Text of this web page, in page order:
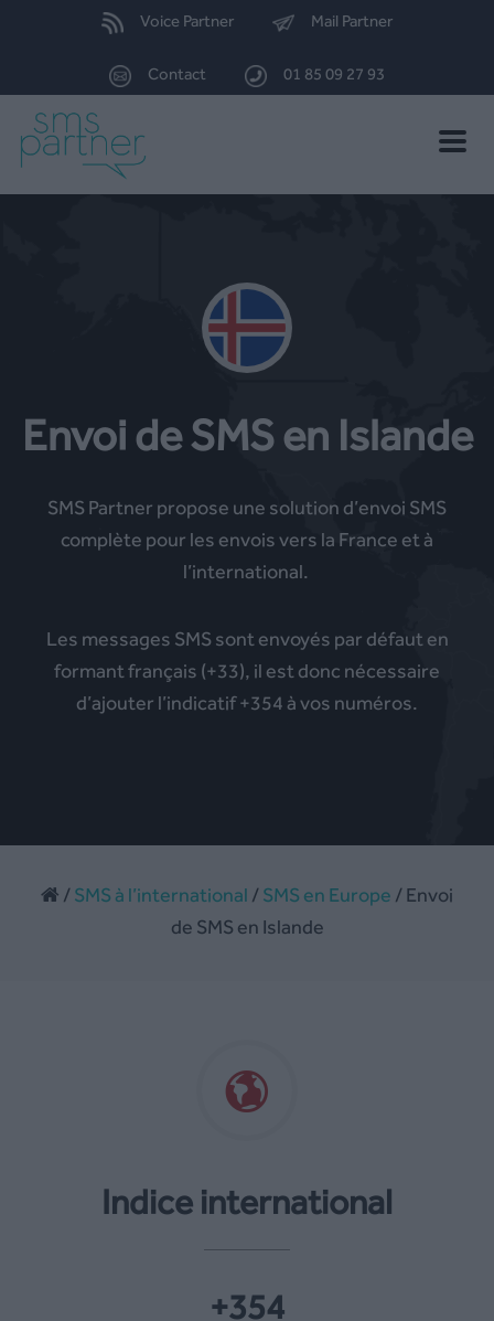
Voice Partner Mail Partner
Contact 01 85 09 27 93
Toggle
Envoi de SMS en Islande
SMS Partner propose une solution d’envoi SMS
complète pour les envois vers la France et à
l’international.
Les messages SMS sont envoyés par défaut en
formant français (+33), il est donc nécessaire
d’ajouter l’indicatif +354 à vos numéros.
/SMS à l’international /SMS en Europe / Envoi
de SMS en Islande
Indice international
+354